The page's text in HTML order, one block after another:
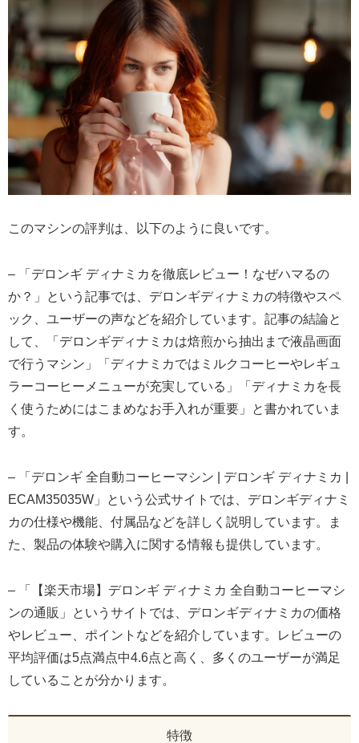
このマシンの評判は、以下のように良いです。
– 「デロンギ ディナミカを徹底レビュー！なぜハマるの
か？」という記事では、デロンギディナミカの特徴やスペ
ック、ユーザーの声などを紹介しています。記事の結論と
して、「デロンギディナミカは焙煎から抽出まで液晶画面
で行うマシン」「ディナミカではミルクコーヒーやレギュ
ラーコーヒーメニューが充実している」「ディナミカを長
く使うためにはこまめなお手入れが重要」と書かれていま
す。
– 「デロンギ 全自動コーヒーマシン | デロンギ ディナミカ |
ECAM35035W」という公式サイトでは、デロンギディナミ
カの仕様や機能、付属品などを詳しく説明しています。ま
た、製品の体験や購入に関する情報も提供しています。
– 「【楽天市場】デロンギ ディナミカ 全自動コーヒーマシ
ンの通販」というサイトでは、デロンギディナミカの価格
やレビュー、ポイントなどを紹介しています。レビューの
平均評価は5点満点中4.6点と高く、多くのユーザーが満足
していることが分かります。
特徴